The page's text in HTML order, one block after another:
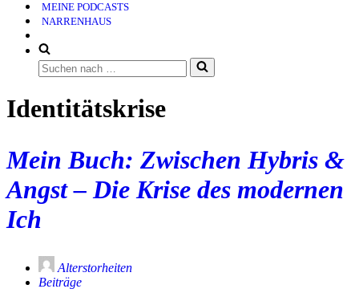
MEINE PODCASTS
NARRENHAUS
Suchen
nach …
Identitätskrise
Mein Buch: Zwischen Hybris &
Angst – Die Krise des modernen
Ich
Alterstorheiten
Beiträge